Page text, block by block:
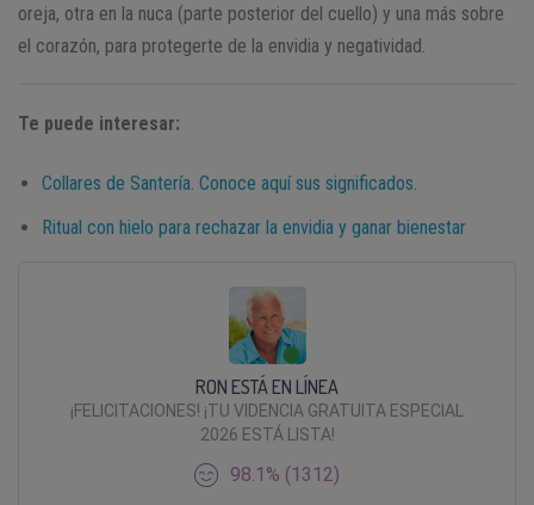
oreja, otra en la nuca (parte posterior del cuello) y una más sobre
el corazón, para protegerte de la envidia y negatividad.
Te puede interesar:
Collares de Santería. Conoce aquí sus significados.
Ritual con hielo para rechazar la envidia y ganar bienestar
RON ESTÁ EN LÍNEA
¡FELICITACIONES! ¡TU VIDENCIA GRATUITA ESPECIAL
2026 ESTÁ LISTA!
98.1% (1312)